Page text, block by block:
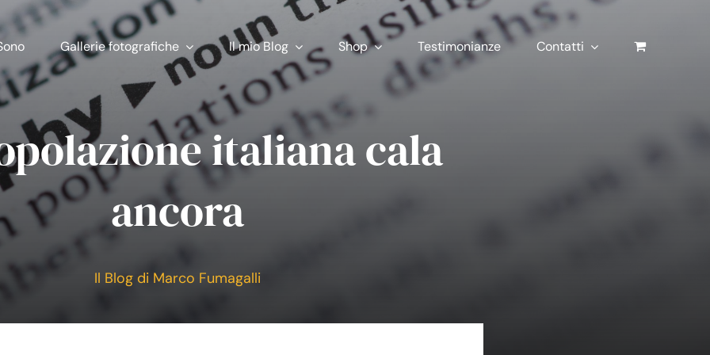
Gallerie fotografiche Il mio Blog Shop Testimonianze Contatti
italiana cala
ancora
Il Blog di Marco Fumagalli